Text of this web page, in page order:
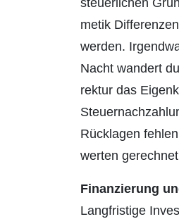
steuerlichen
metik
werden.
Nacht wandert
rektur das
Rücklagen
werten
Finanzierung
Langfristige